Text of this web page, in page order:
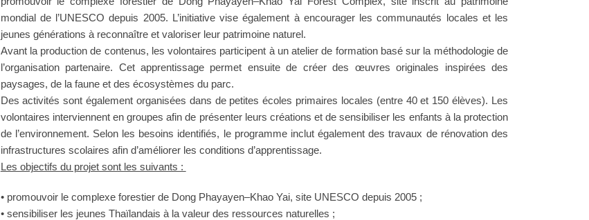
mondial de l’UNESCO depuis 2005. L’initiative vise également à encourager les communautés locales et les
jeunes générations à reconnaître et valoriser leur patrimoine naturel.
Avant la production de contenus, les volontaires participent à un atelier de formation basé sur la méthodologie de
l’organisation partenaire. Cet apprentissage permet ensuite de créer des œuvres originales inspirées des
paysages, de la faune et des écosystèmes du parc.
Des activités sont également organisées dans de petites écoles primaires locales (entre 40 et 150 élèves). Les
volontaires interviennent en groupes afin de présenter leurs créations et de sensibiliser les enfants à la protection
de l’environnement. Selon les besoins identifiés, le programme inclut également des travaux de rénovation des
infrastructures scolaires afin d’améliorer les conditions d’apprentissage.
Les objectifs du projet sont les suivants :
• promouvoir le complexe forestier de Dong Phayayen–Khao Yai, site UNESCO depuis 2005 ;
• sensibiliser les jeunes Thaïlandais à la valeur des ressources naturelles ;